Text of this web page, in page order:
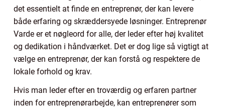
det essentielt at finde en entreprenør, der kan levere
både erfaring og skræddersyede løsninger. Entreprenør
Varde er et nøgleord for alle, der leder efter høj kvalitet
og dedikation i håndværket. Det er dog lige så vigtigt at
vælge en entreprenør, der kan forstå og respektere de
lokale forhold og krav.
Hvis man leder efter en troværdig og erfaren partner
inden for entreprenørarbejde, kan entreprenører som